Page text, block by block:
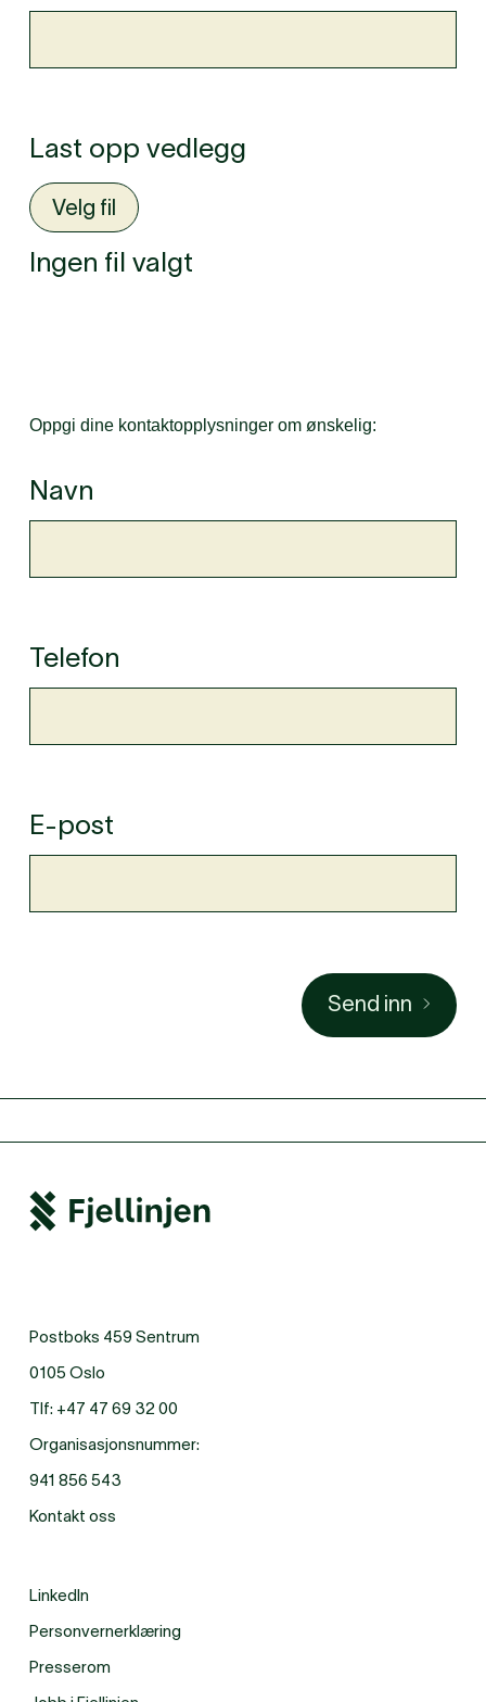
Last opp vedlegg
Velg fil
Ingen fil valgt
Oppgi dine kontaktopplysninger om ønskelig:
Navn
Telefon
E-post
Send inn
Postboks 459 Sentrum
0105 Oslo
Tlf: +47 47 69 32 00
Organisasjonsnummer:
941 856 543
Kontakt oss
LinkedIn
Personvernerklæring
Presserom